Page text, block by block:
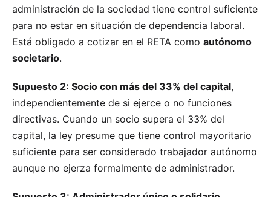
administración de la sociedad tiene control suficiente
para no estar en situación de dependencia laboral.
Está obligado a cotizar en el RETA como autónomo
societario.
Supuesto 2: Socio con más del 33% del capital,
independientemente de si ejerce o no funciones
directivas. Cuando un socio supera el 33% del
capital, la ley presume que tiene control mayoritario
suficiente para ser considerado trabajador autónomo
aunque no ejerza formalmente de administrador.